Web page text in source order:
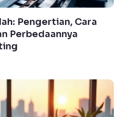
Pengertian, Cara
Perbedaannya